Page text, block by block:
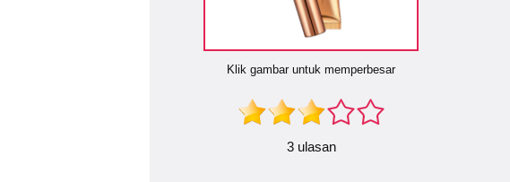
Klik gambar untuk memperbesar
3 ulasan